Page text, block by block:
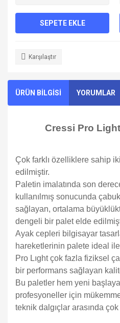
SEPETE EKLE
Karşılaştır
ÜRÜN BİLGİSİ YORUMLAR
Cressi Pro
Çok farklı özelliklere sahip
edilmiştir.
Paletin imalatında son
kullanılmış sonucunda
sağlayan, ortalama
dengeli bir palet elde
Ayak cepleri bilgisayar
hareketlerinin palete ideal
Pro Lıght çok fazla fiziksel
bir performans sağlayan
Bu paletler hem yeni
profesyoneller için
teknik dalgıçlar arasında çok